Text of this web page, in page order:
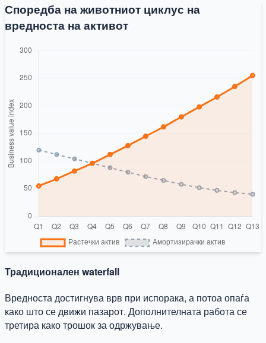
Споредба на животниот циклус на
вредноста на активот
Традиционален waterfall
Вредноста достигнува врв при испорака, а потоа опаѓа
како што се движи пазарот. Дополнителната работа се
третира како трошок за одржување.